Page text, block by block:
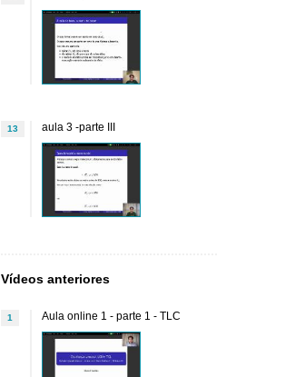
13 aula 3 -parte III
Vídeos anteriores
1 Aula online 1 - parte 1 - TLC